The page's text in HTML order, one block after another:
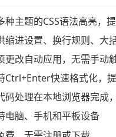
种主题的CSS语法高亮，
缩进设置、换行规则、大
更改自动应用，无需手动
Ctrl+Enter快速格式化，
码处理在本地浏览器完成
电脑、手机和平板设备